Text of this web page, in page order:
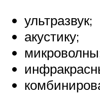
ультразвук;
акустику;